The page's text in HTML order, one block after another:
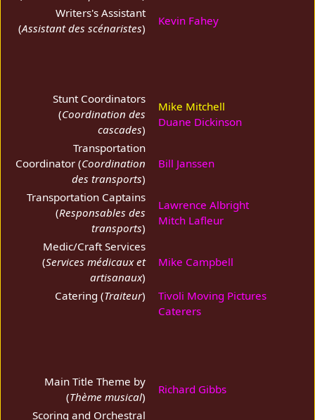
Writers's Assistant
(Assistant des scénaristes)
Kevin Fahey
Stunt Coordinators
(Coordination des
cascades)
Mike Mitchell
Duane Dickinson
Transportation
Coordinator (Coordination
des transports)
Bill Janssen
Transportation Captains
(Responsables des
transports)
Lawrence Albright
Mitch Lafleur
Medic/Craft Services
(Services médicaux et
artisanaux)
Mike Campbell
Catering (Traiteur)
Tivoli Moving Pictures
Caterers
Main Title Theme by
(Thème musical)
Richard Gibbs
Scoring and Orchestral